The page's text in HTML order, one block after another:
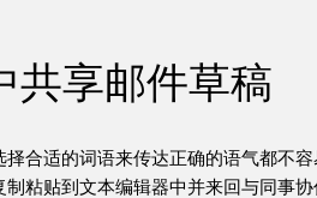
共享邮件草稿
择合适的词语来传达正确的语气都不
粘贴到文本编辑器中并来回与同事